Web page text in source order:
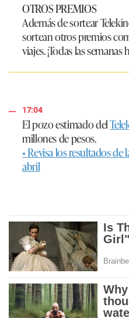
OTROS PREMIOS
Además de sortear
sortean otros premios
viajes. ¡Todas las
17:04
El pozo estimado del
millones de pesos.
• Revisa los resultados
abril